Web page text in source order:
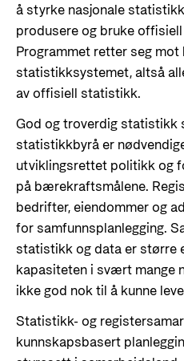
å styrke nasjonale
produsere og bruke
Programmet retter seg mot
statistikksystemet, altså
av offisiell statistikk.
God og troverdig statistikk
statistikkbyrå er
utviklingsrettet politikk og
på bærekraftsmålene.
bedrifter, eiendommer og
for samfunnsplanlegging.
statistikk og data er større
kapasiteten i svært mange
ikke god nok til å kunne
Statistikk- og
kunnskapsbasert